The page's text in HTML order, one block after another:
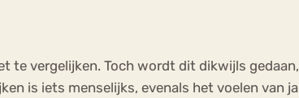
te vergelijken. Toch wordt dit dikwijls
is iets menselijks, evenals het voelen van